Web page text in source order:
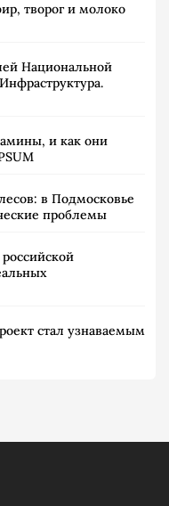
творог и молоко
Национальной
и как они
в Подмосковье
проблемы
стал узнаваемым